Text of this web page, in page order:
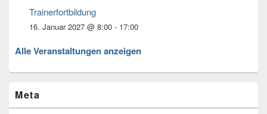
Trainerfortbildung
16. Januar 2027 @ 8:00 - 17:00
Alle Veranstaltungen anzeigen
Meta